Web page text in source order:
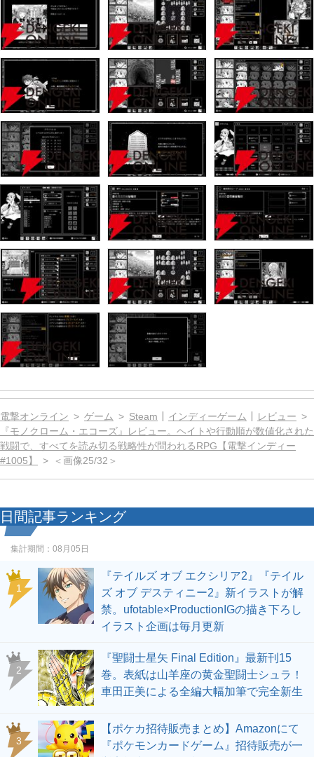
電撃オンライン ゲーム Steam インディーゲーム
レビュー
『モノクローム・エコーズ』レビュー。ヘイトや行動順が数値化された
戦闘で、すべてを読み切る戦略性が問われるRPG【電撃インディー
#1005】
＜画像25/32＞
日間記事ランキング
集計期間： 08月05日
1
『テイルズ オブ エクシリア2』『テイル
ズ オブ デスティニー2』新イラストが解
禁。ufotable×ProductionIGの描き下ろし
イラスト企画は毎月更新
2
『聖闘士星矢 Final Edition』最新刊15
巻。表紙は山羊座の黄金聖闘士シュラ！
車田正美による全編大幅加筆で完全新生
3
【ポケカ招待販売まとめ】Amazonにて
『ポケモンカードゲーム』招待販売が一